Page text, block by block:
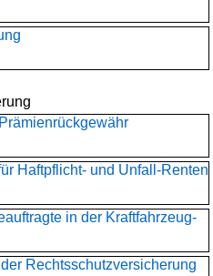
Haftpflicht- und Unfall-Renten
in der Kraftfahrzeug-
Rechtsschutzversicherung